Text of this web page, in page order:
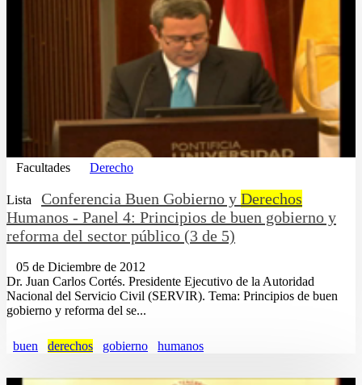
Facultades Derecho
Lista Conferencia Buen Gobierno y Derechos
Humanos - Panel 4: Principios de buen gobierno y
reforma del sector público (3 de 5)
05 de Diciembre de 2012
Dr. Juan Carlos Cortés. Presidente Ejecutivo de la Autoridad
Nacional del Servicio Civil (SERVIR). Tema: Principios de buen
gobierno y reforma del se...
buen derechos gobierno humanos